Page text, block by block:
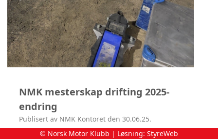
NMK mesterskap drifting 2025-
endring
Publisert av NMK Kontoret den 30.06.25.
© Norsk Motor Klubb | Løsning: StyreWeb